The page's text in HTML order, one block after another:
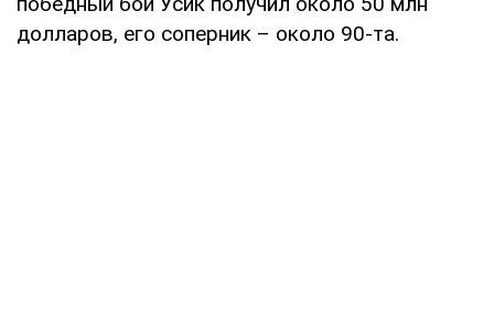
долларов, его соперник – около 90-та.